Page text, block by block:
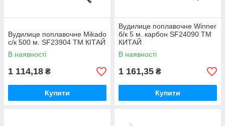
Вудилице поплавочне Mikado
с/к 500 м. SF23904 ТМ КІТАЙ
В наявності
1 114,18 ₴
Купити
Вудилице поплавочне Winner
б/к 5 м. карбон SF24090 ТМ
КИТАЙ
В наявності
1 161,35 ₴
Купити